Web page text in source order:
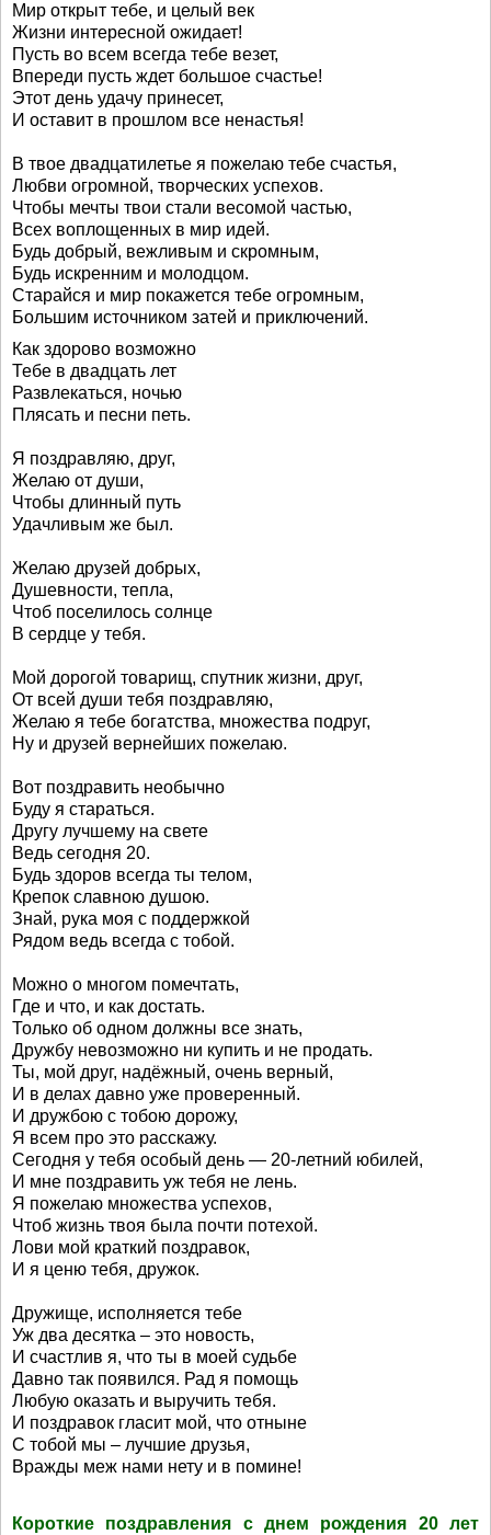
Мир открыт тебе, и целый век
Жизни интересной ожидает!
Пусть во всем всегда тебе везет,
Впереди пусть ждет большое счастье!
Этот день удачу принесет,
И оставит в прошлом все ненастья!
В твое двадцатилетье я пожелаю тебе счастья,
Любви огромной, творческих успехов.
Чтобы мечты твои стали весомой частью,
Всех воплощенных в мир идей.
Будь добрый, вежливым и скромным,
Будь искренним и молодцом.
Старайся и мир покажется тебе огромным,
Большим источником затей и приключений.
Как здорово возможно
Тебе в двадцать лет
Развлекаться, ночью
Плясать и песни петь.
Я поздравляю, друг,
Желаю от души,
Чтобы длинный путь
Удачливым же был.
Желаю друзей добрых,
Душевности, тепла,
Чтоб поселилось солнце
В сердце у тебя.
Мой дорогой товарищ, спутник жизни, друг,
От всей души тебя поздравляю,
Желаю я тебе богатства, множества подруг,
Ну и друзей вернейших пожелаю.
Вот поздравить необычно
Буду я стараться.
Другу лучшему на свете
Ведь сегодня 20.
Будь здоров всегда ты телом,
Крепок славною душою.
Знай, рука моя с поддержкой
Рядом ведь всегда с тобой.
Можно о многом помечтать,
Где и что, и как достать.
Только об одном должны все знать,
Дружбу невозможно ни купить и не продать.
Ты, мой друг, надёжный, очень верный,
И в делах давно уже проверенный.
И дружбою с тобою дорожу,
Я всем про это расскажу.
Сегодня у тебя особый день — 20-летний юбилей,
И мне поздравить уж тебя не лень.
Я пожелаю множества успехов,
Чтоб жизнь твоя была почти потехой.
Лови мой краткий поздравок,
И я ценю тебя, дружок.
Дружище, исполняется тебе
Уж два десятка – это новость,
И счастлив я, что ты в моей судьбе
Давно так появился. Рад я помощь
Любую оказать и выручить тебя.
И поздравок гласит мой, что отныне
С тобой мы – лучшие друзья,
Вражды меж нами нету и в помине!
Короткие поздравления с днем рождения 20 лет